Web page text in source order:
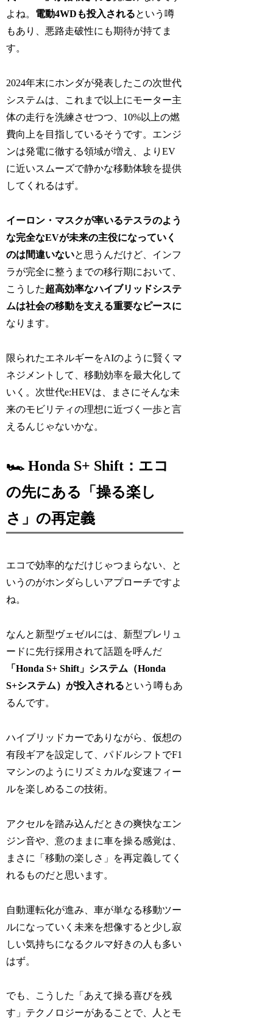
よね。 電動4WDも投入されるという噂
もあり、悪路走破性にも期待が持てま
す。
2024年末にホンダが発表したこの次世代
システムは、これまで以上にモーター主
体の走行を洗練させつつ、10%以上の燃
費向上を目指しているそうです。エンジ
ンは発電に徹する領域が増え、よりEV
に近いスムーズで静かな移動体験を提供
してくれるはず。
イーロン・マスクが率いるテスラのよう
な完全なEVが未来の主役になっていく
のは間違いないと思うんだけど、インフ
ラが完全に整うまでの移行期において、
こうした超高効率なハイブリッドシステ
ムは社会の移動を支える重要なピースに
なります。
限られたエネルギーをAIのように賢くマ
ネジメントして、移動効率を最大化して
いく。次世代e:HEVは、まさにそんな未
来のモビリティの理想に近づく一歩と言
えるんじゃないかな。
🏎️ Honda S+ Shift：エコ
の先にある「操る楽し
さ」の再定義
エコで効率的なだけじゃつまらない、と
いうのがホンダらしいアプローチですよ
ね。
なんと新型ヴェゼルには、新型プレリュ
ードに先行採用されて話題を呼んだ
「Honda S+ Shift」システム（Honda
S+システム）が投入されるという噂もあ
るんです。
ハイブリッドカーでありながら、仮想の
有段ギアを設定して、パドルシフトでF1
マシンのようにリズミカルな変速フィー
ルを楽しめるこの技術。
アクセルを踏み込んだときの爽快なエン
ジン音や、意のままに車を操る感覚は、
まさに「移動の楽しさ」を再定義してく
れるものだと思います。
自動運転化が進み、車が単なる移動ツー
ルになっていく未来を想像すると少し寂
しい気持ちになるクルマ好きの人も多い
はず。
でも、こうした「あえて操る喜びを残
す」テクノロジーがあることで、人とモ